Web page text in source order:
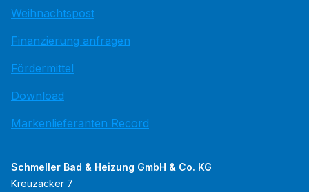
Weihnachtspost
Finanzierung anfragen
Fördermittel
Download
Markenlieferanten Record
Schmeller Bad & Heizung GmbH & Co. KG
Kreuzäcker 7